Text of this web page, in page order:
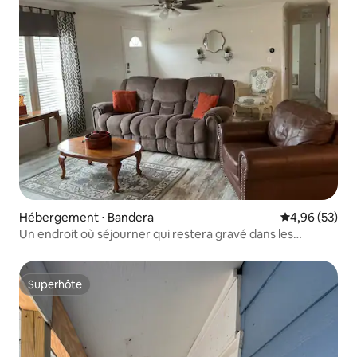
Hébergement ⋅ Bandera Évaluation
4,96 (53)
Un endroit où séjourner qui restera gravé dans les
Superhôte
Superhôte